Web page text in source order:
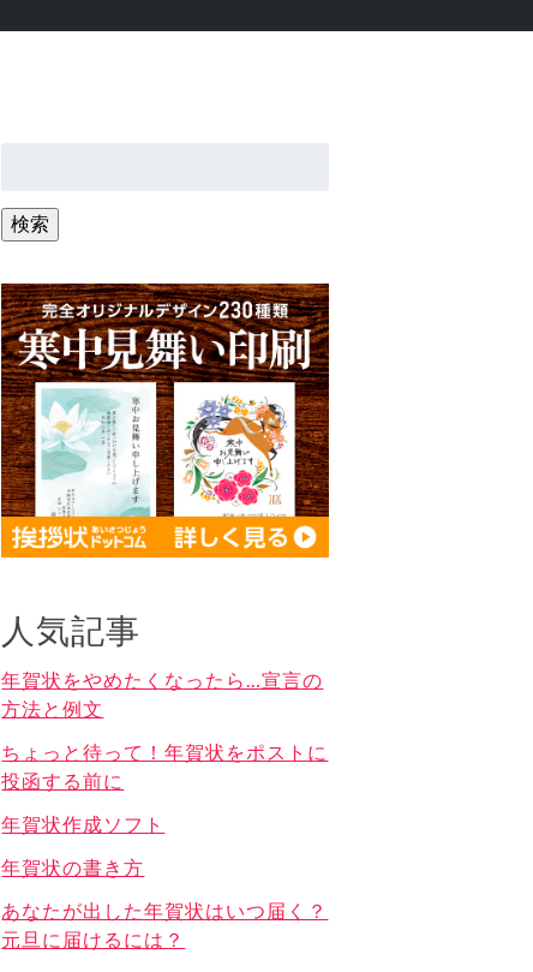
検索
人気記事
年賀状をやめたくなったら…宣言の
方法と例文
ちょっと待って！年賀状をポストに
投函する前に
年賀状作成ソフト
年賀状の書き方
あなたが出した年賀状はいつ届く？
元旦に届けるには？